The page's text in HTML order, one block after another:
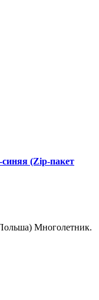
(Zip-пакет
Многолетник.